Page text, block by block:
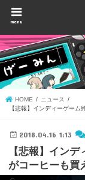
menu
HOME
ニュース
【悲報】インディーゲー
2018.04.16 1:13
【悲報】イン
がコーヒーも買